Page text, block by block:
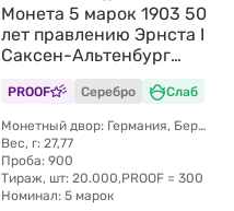
Монета 5 марок 1903 50
лет правлению Эрнста I
Саксен-Альтенбург
Германия слаб CPRC PF
Det.
PROOF Серебро Слаб
Монетный двор: Германия, Берлин
Вес, г: 27,77
Проба: 900
Тираж, шт: 20.000,PROOF = 300
Номинал: 5 марок